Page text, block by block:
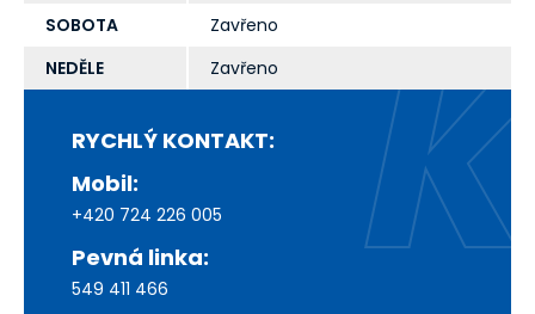
SOBOTA
Zavřeno
NEDĚLE
Zavřeno
RYCHLÝ KONTAKT:
Mobil:
+420 724 226 005
Pevná linka:
549 411 466